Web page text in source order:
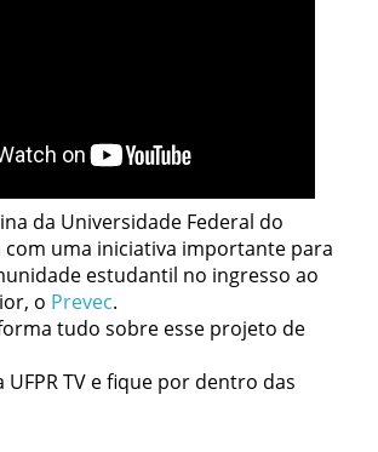
da Universidade Federal do
com uma iniciativa importante para
estudantil no ingresso ao
o Prevec.
tudo sobre esse projeto de
UFPR TV e fique por dentro das